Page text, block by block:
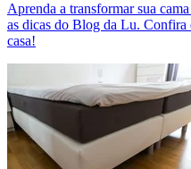
Aprenda a transformar sua
as dicas do Blog da Lu. Confira
casa!